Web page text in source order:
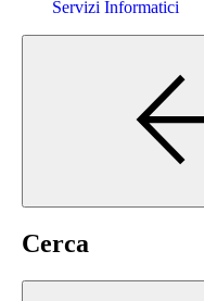
Servizi Informatici
Cerca